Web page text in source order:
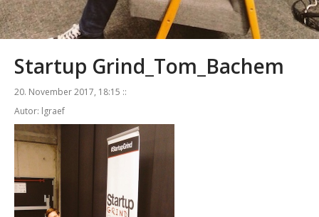
Startup Grind_Tom_Bachem
20. November 2017, 18:15 ::
Autor: lgraef